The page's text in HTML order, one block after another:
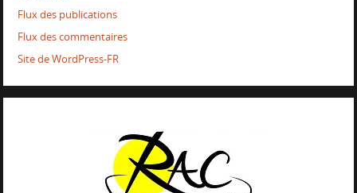
Flux des publications
Flux des commentaires
Site de WordPress-FR